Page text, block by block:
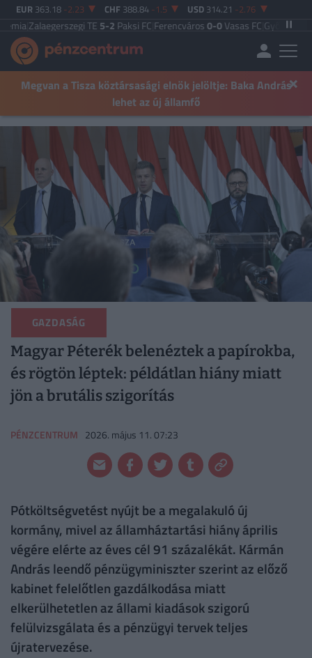
EUR 363.18 -2.23 CHF 388.84 -1.5 USD 314.21 -2.76
TE5-2Paksi FC|Ferencváros0-0Vasas FC|Győri ETO FC4-0
Megvan a Tisza köztársasági elnök jelöltje: Baka András
lehet az új államfő
×
GAZDASÁG
Magyar Péterék belenéztek a papírokba,
és rögtön léptek: példátlan hiány miatt
jön a brutális szigorítás
PÉNZCENTRUM 2026. május 11. 07:23
Pótköltségvetést nyújt be a megalakuló új
kormány, mivel az államháztartási hiány április
végére elérte az éves cél 91 százalékát. Kármán
András leendő pénzügyminiszter szerint az előző
kabinet felelőtlen gazdálkodása miatt
elkerülhetetlen az állami kiadások szigorú
felülvizsgálata és a pénzügyi tervek teljes
újratervezése.